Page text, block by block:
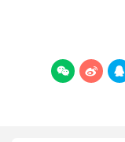
  